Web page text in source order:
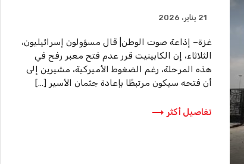
21 يناير، 2026
غزة– إذاعة صوت الوطن| قال مسؤولون إسرائيليون،
الثلاثاء، إن الكابينيت قرر عدم فتح معبر رفح في
هذه المرحلة، رغم الضغوط الأميركية، مشيرين إلى
أن فتحه سيكون مرتبطًا بإعادة جثمان الأسير […]
تفاصيل أكثر trending_flat